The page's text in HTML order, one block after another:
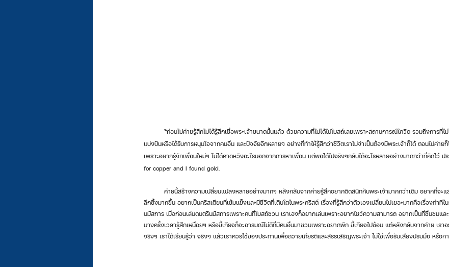
“ก่อนไปค่ายรู้สึกไม่ได้รู้สึกเชื่อพระเจ้าขนาดนั้นแล้ว ด้วยความที่ไม่ได้ไปโบสถ์เลยเพราะสถานการณ์โควิด รวมถึงการที่ไ
แบ่งปันหรือได้รับการหนุนใจจากคนอื่น และปัจจัยอีกหลายๆ อย่างที่ทำให้รู้สึกว่าชีวิตเราไม่จำเป็นต้องมีพระเจ้าก็ได้ ตอนไปค่าย
เพราะอยากรู้จักเพื่อนใหม่ๆ ไม่ได้คาดหวังอะไรนอกจากการหาเพื่อน แต่พอได้ไปจริงๆกลับได้อะไรหลายอย่างมากกว่าที่คิดไว้
for copper and I found gold.
ลึกซึ้งมากขึ้น อยากเป็นคริสเตียนที่เข้มแข็งและมีชีวิตที่เติบโตในพระคริสต์ เรื่องที่รู้สึกว่าตัวเองเปลี่ยนไปเยอะมากคือเรื่องท่าทีใ
นมัสการ เมื่อก่อนเล่นดนตรีนมัสการเพราะคนที่โบสถ์ชวน เราเองก็อยากเล่นเพราะอยากโชว์ความสามารถ อยากเป็นที่ชื่นชมแ
บางครั้งเวลารู้สึกเหนื่อยๆ หรือขี้เกียจก็จะอารมณ์ไม่ดีที่มีคนอื่นมาชวนเพราะอยากพัก ขี้เกียจไปซ้อม แต่หลังกลับจากค่าย เรา
จริงๆ เราได้เรียนรู้ว่า จริงๆ แล้วเราควรใช้ของประทานเพื่อถวายเกียรติและสรรเสริญพระเจ้า ไม่ใช่เพื่อรับเสียงปรบมือ หรือ